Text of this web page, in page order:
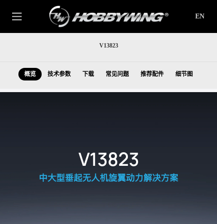
EN
V13823
概览 技术参数 下载 常见问题 推荐配件 细节图
V13823
中大型垂起无人机旋翼动力解决方案